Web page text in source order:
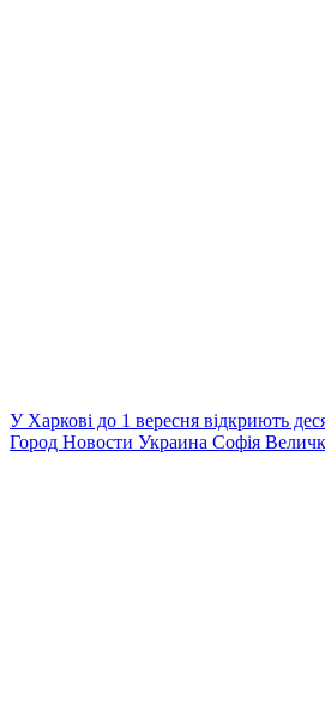
У Харкові до 1 вересня відкриють
Город Новости Украина Софія